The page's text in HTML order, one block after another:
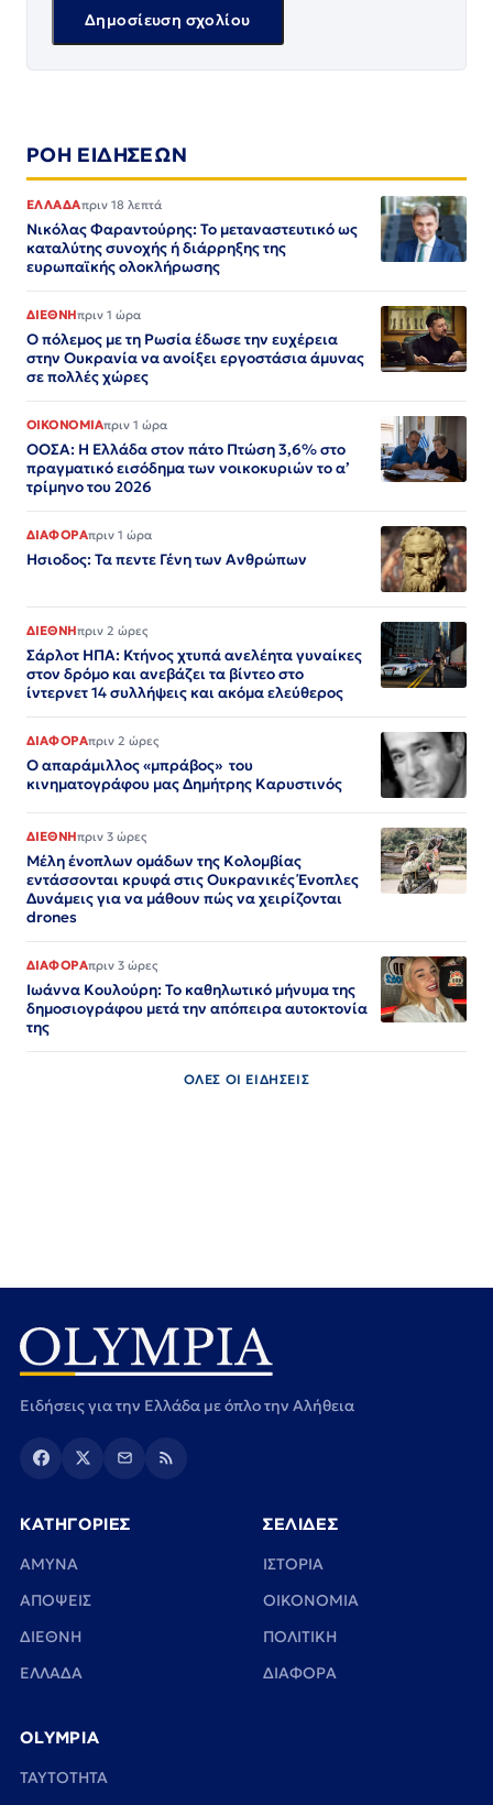
ΡΟΗ ΕΙΔΗΣΕΩΝ
ΕΛΛΑΔΑπριν 18 λεπτά
Νικόλας Φαραντούρης: Το μεταναστευτικό ως
καταλύτης συνοχής ή διάρρηξης της
ευρωπαϊκής ολοκλήρωσης
ΔΙΕΘΝΗπριν 1 ώρα
Ο πόλεμος με τη Ρωσία έδωσε την ευχέρεια
στην Ουκρανία να ανοίξει εργοστάσια άμυνας
σε πολλές χώρες
ΟΙΚΟΝΟΜΙΑπριν 1 ώρα
ΟΟΣΑ: Η Ελλάδα στον πάτο Πτώση 3,6% στο
πραγματικό εισόδημα των νοικοκυριών το α’
τρίμηνο του 2026
ΔΙΑΦΟΡΑπριν 1 ώρα
Ησιοδος: Τα πεντε Γένη των Ανθρώπων
ΔΙΕΘΝΗπριν 2 ώρες
Σάρλοτ ΗΠΑ: Κτήνος χτυπά ανελέητα γυναίκες
στον δρόμο και ανεβάζει τα βίντεο στο
ίντερνετ 14 συλλήψεις και ακόμα ελεύθερος​​​​​​​​​​​​​​​​​​​​​​​​​​​​​​​​​​​​​​​​​​​​​​​​​​
ΔΙΑΦΟΡΑπριν 2 ώρες
Ο απαράμιλλος «μπράβος» του
κινηματογράφου μας Δημήτρης Καρυστινός
ΔΙΕΘΝΗπριν 3 ώρες
Μέλη ένοπλων ομάδων της Κολομβίας
εντάσσονται κρυφά στις Ουκρανικές Ένοπλες
Δυνάμεις για να μάθουν πώς να χειρίζονται
drones
ΔΙΑΦΟΡΑπριν 3 ώρες
Ιωάννα Κουλούρη: Το καθηλωτικό μήνυμα της
δημοσιογράφου μετά την απόπειρα αυτοκτονία
της
ΟΛΕΣ ΟΙ ΕΙΔΗΣΕΙΣ
Ειδήσεις για την Ελλάδα με όπλο την Αλήθεια
ΚΑΤΗΓΟΡΙΕΣ
ΑΜΥΝΑ
ΑΠΟΨΕΙΣ
ΔΙΕΘΝΗ
ΕΛΛΑΔΑ
ΣΕΛΙΔΕΣ
ΙΣΤΟΡΙΑ
ΟΙΚΟΝΟΜΙΑ
ΠΟΛΙΤΙΚΗ
ΔΙΑΦΟΡΑ
OLYMPIA
TAYTOTHTA